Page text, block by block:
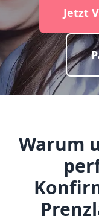
Jetzt
Warum